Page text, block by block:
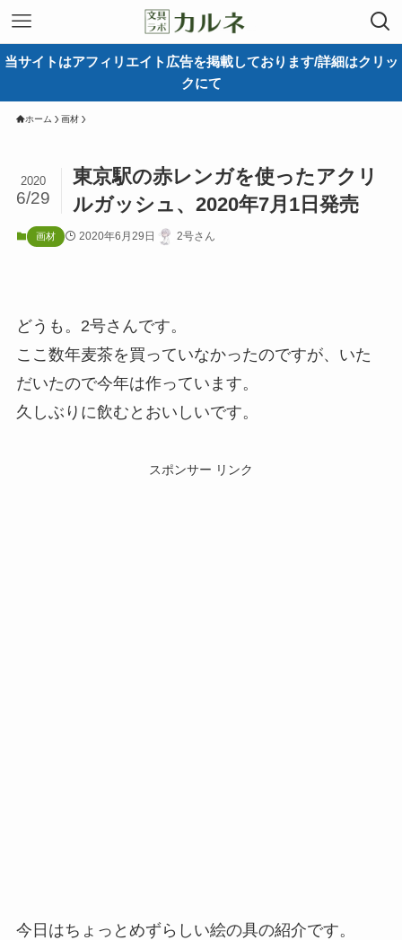
当サイトはアフィリエイト広告を掲載しております/詳細はクリッ
クにて
ホーム 画材
東京駅の赤レンガを使ったアクリ
ルガッシュ、2020年7月1日発売
2020
6/29
画材 2020年6月29日 2号さん
どうも。2号さんです。
ここ数年麦茶を買っていなかったのですが、いた
だいたので今年は作っています。
久しぶりに飲むとおいしいです。
スポンサー リンク
今日はちょっとめずらしい絵の具の紹介です。